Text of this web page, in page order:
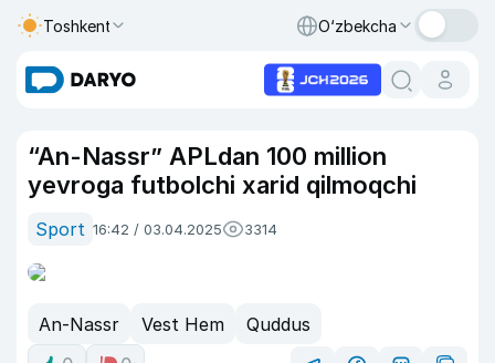
Toshkent O‘zbekcha
“An-Nassr” APLdan 100 million
yevroga futbolchi xarid qilmoqchi
Sport 16:42 / 03.04.2025 3314
An-Nassr Vest Hem
Quddus